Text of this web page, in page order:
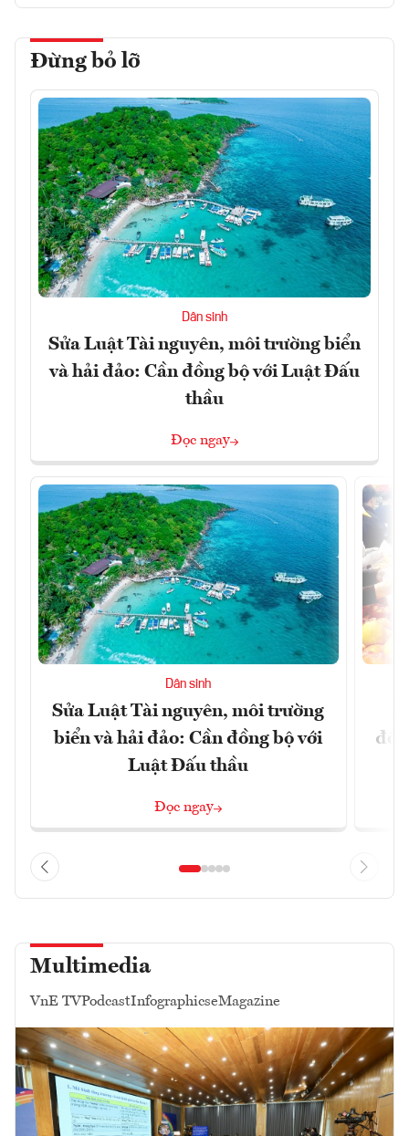
Đừng bỏ lỡ
Dân sinh
Sửa Luật Tài nguyên, môi trường biển
và hải đảo: Cần đồng bộ với Luật Đấu
thầu
Đọc ngay
Dân sinh
Sửa Luật Tài nguyên, môi trường
biển và hải đảo: Cần đồng bộ với
Luật Đấu thầu
Đọc ngay
Multimedia
VnE TVPodcastInfographicseMagazine